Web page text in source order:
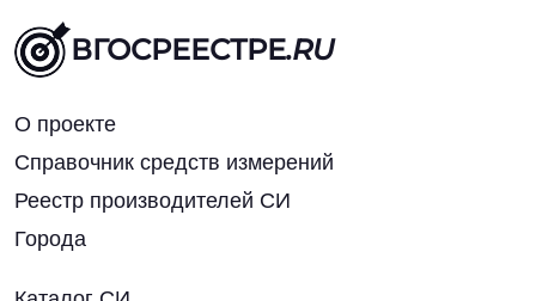
ВГОСРЕЕСТРЕ.RU
О проекте
Справочник средств измерений
Реестр производителей СИ
Города